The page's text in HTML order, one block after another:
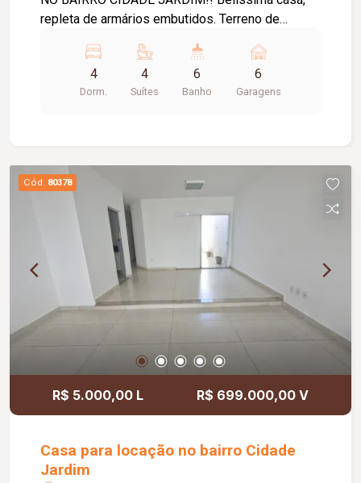
repleta de armários embutidos. Terreno de
06 carros, sendo 03 cobertos; Energias
fotovoltaica; Aquecedor solar; Sala ampla com
lavado conjugado com a copa, com acabamento
marca de primeira e novos; Área de serviço com
planejados; Área gourmet com fogão de lenha,
churrasqueira, banheiro e ducha; Despensa; Casa
toda em porcelanato de alta qualidade.
4
Dorm.
4
Suítes
6
Banho
6
Garagens
Cód. 80378
R$ 5.000,00 L R$ 699.000,00 V
Casa para locação no bairro Cidade
Jardim